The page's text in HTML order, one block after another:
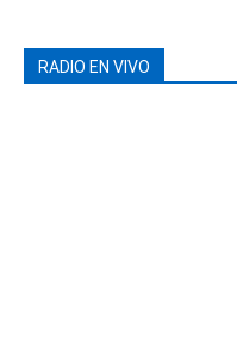
RADIO EN VIVO